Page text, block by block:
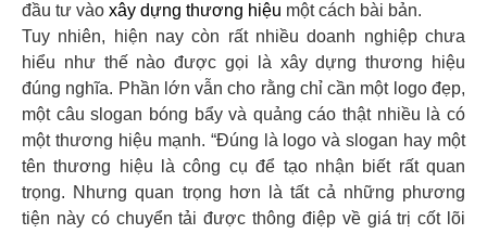
đầu tư vào xây dựng thương hiệu một cách bài bản.
Tuy nhiên, hiện nay còn rất nhiều doanh nghiệp chưa
hiểu như thế nào được gọi là xây dựng thương hiệu
đúng nghĩa. Phần lớn vẫn cho rằng chỉ cần một logo đẹp,
một câu slogan bóng bẩy và quảng cáo thật nhiều là có
một thương hiệu mạnh. “Đúng là logo và slogan hay một
tên thương hiệu là công cụ để tạo nhận biết rất quan
trọng. Nhưng quan trọng hơn là tất cả những phương
tiện này có chuyển tải được thông điệp về giá trị cốt lõi